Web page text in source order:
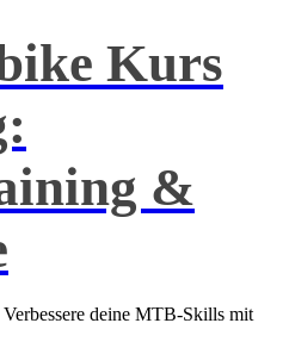
Kurs
&
deine MTB-Skills mit